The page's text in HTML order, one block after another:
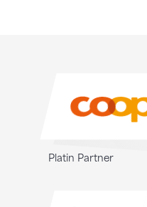
Platin Partner